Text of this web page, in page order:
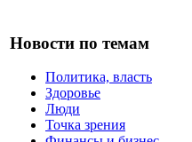
Новости по темам
Политика, власть
Здоровье
Люди
Точка зрения